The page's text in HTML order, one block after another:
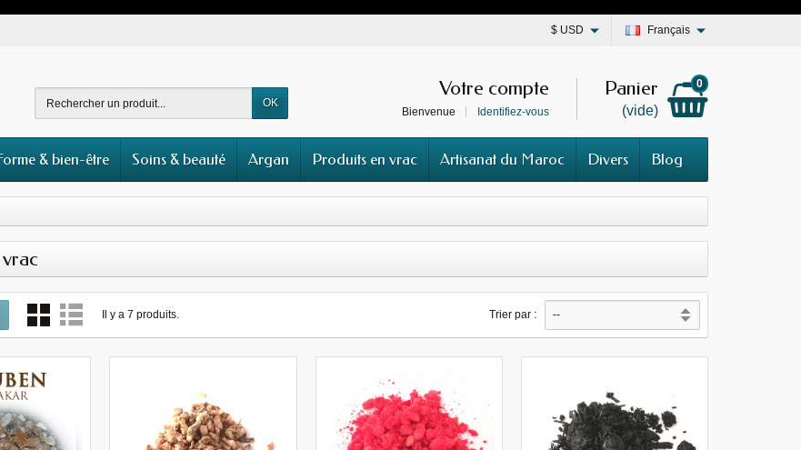
Français
$ USD
OK
Panier
(vide)
0
Votre compte
Bienvenue Identifiez-vous
& bien-être Soins & beauté Argan Produits en vrac Artisanat du Maroc Divers Blog
vrac
Il y a 7 produits. Trier par :